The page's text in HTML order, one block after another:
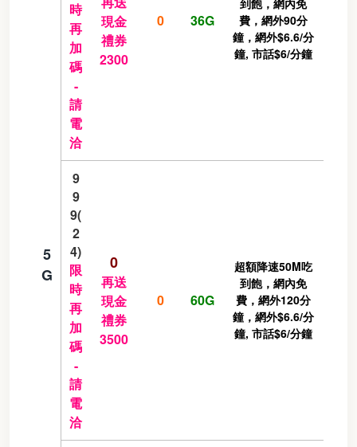
5
G
時
再
加
碼
-
請
電
洽
現金
禮券
2300
0 36G
費，網外90分
鐘，網外$6.6/分
鐘, 市話$6/分鐘
9
9
9(
2
4)
限
時
再
加
碼
-
請
電
洽
0
再送
現金
禮券
3500
0 60G
超額降速50M吃
到飽，網內免
費，網外120分
鐘，網外$6.6/分
鐘, 市話$6/分鐘